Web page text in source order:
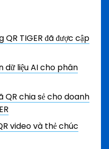
QR TIGER đã được cập
dữ liệu AI cho phân
QR chia sẻ cho doanh
video và thẻ chúc